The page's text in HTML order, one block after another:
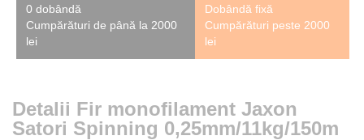
0 dobândă
Cumpărături de până la 2000
lei
Dobândă fixă
Cumpărături peste 2000
lei
Detalii Fir monofilament Jaxon
Satori Spinning 0,25mm/11kg/150m